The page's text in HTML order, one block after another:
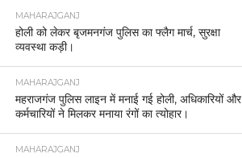
MAHARAJGANJ
होली को लेकर बृजमनगंज पुलिस का फ्लैग मार्च, सुरक्षा
व्यवस्था कड़ी।
MAHARAJGANJ
महराजगंज पुलिस लाइन में मनाई गई होली, अधिकारियों और
कर्मचारियों ने मिलकर मनाया रंगों का त्योहार।
MAHARAJGANJ